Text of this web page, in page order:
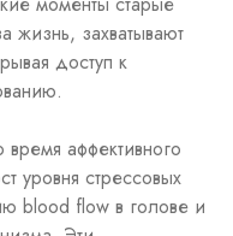
жизнь, захватывают
доступ к
аффективного
уровня стрессовых
blood flow в голове и